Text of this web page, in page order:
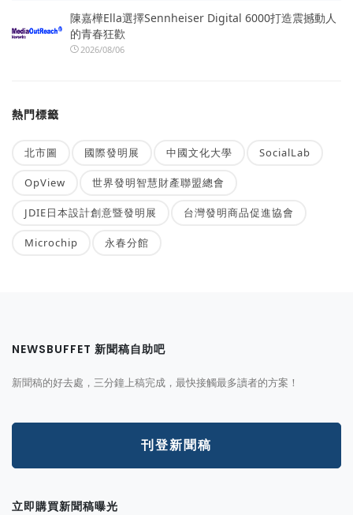
陳嘉樺Ella選擇Sennheiser Digital 6000打造震撼動人
的青春狂歡
2026/08/06
熱門標籤
北市圖 國際發明展 中國文化大學 SocialLab
OpView 世界發明智慧財產聯盟總會
JDIE日本設計創意暨發明展 台灣發明商品促進協會
Microchip 永春分館
NEWSBUFFET 新聞稿自助吧
新聞稿的好去處，三分鐘上稿完成，最快接觸最多讀者的方案！
刊登新聞稿
立即購買新聞稿曝光